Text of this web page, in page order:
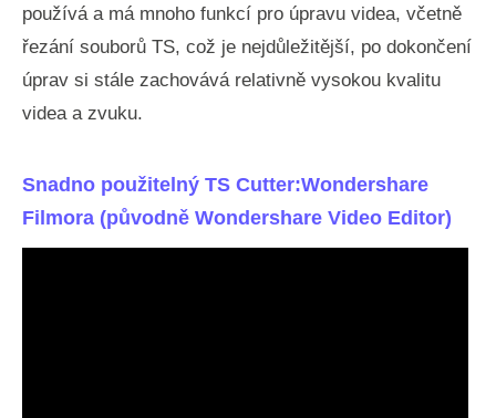
používá a má mnoho funkcí pro úpravu videa, včetně
řezání souborů TS, což je nejdůležitější, po dokončení
úprav si stále zachovává relativně vysokou kvalitu
videa a zvuku.
Snadno použitelný TS Cutter:Wondershare
Filmora (původně Wondershare Video Editor)